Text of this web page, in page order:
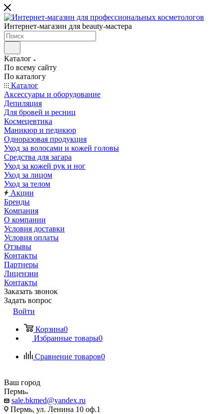
Интернет-магазин для beauty-мастера
Каталог
По всему сайту
По каталогу
Каталог
Аксессуары и оборудование
Депиляция
Для бровей и ресниц
Космецевтика
Маникюр и педикюр
Одноразовая продукция
Уход за волосами и кожей головы
Средства для загара
Уход за кожей рук и ног
Уход за лицом
Уход за телом
Акции
Бренды
Компания
О компании
Условия доставки
Условия оплаты
Отзывы
Контакты
Партнеры
Лицензии
Контакты
Заказать звонок
Задать вопрос
Войти
Корзина0
Избранные товары0
Сравнение товаров0
Ваш город
Пермь
sale.bkmed@yandex.ru
Пермь, ул. Ленина 10 оф.1